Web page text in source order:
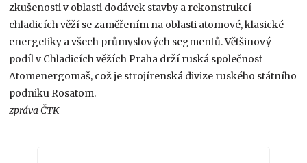
zkušenosti v oblasti dodávek stavby a rekonstrukcí
chladicích věží se zaměřením na oblasti atomové, klasické
energetiky a všech průmyslových segmentů. Většinový
podíl v Chladicích věžích Praha drží ruská společnost
Atomenergomaš, což je strojírenská divize ruského státního
podniku Rosatom.
zpráva ČTK